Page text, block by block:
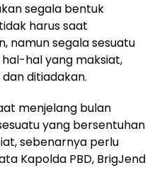
segala bentuk
harus saat
namun segala sesuatu
hal yang maksiat,
ditiadakan.
menjelang bulan
yang bersentuhan
sebenarnya perlu
Kapolda PBD, BrigJend